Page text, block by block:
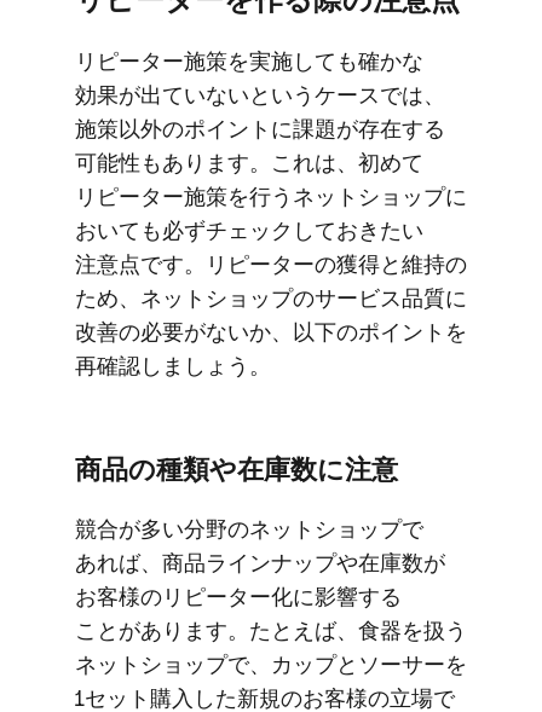
リピーター施策を​実施しても​確かな​
効果が​出ていないと​いう​ケースでは、​
施策以外の​ポイントに​課題が​存在する​
可能性も​あります。​これは、​初めて​
リピーター施策を​行う​ネットショップに​
おいても​必ずチェックして​おきたい​
注意点です。​リピーターの​獲得と​維持の​
ため、​ネットショップの​サービス品質に​
改善の​必要が​ないか、​以下の​ポイントを​
再確認しましょう。
商品の​種類や​在庫数に​注意
競合が​多い​分野の​ネットショップで​
あれば、​商品ラインナップや​在庫数が​
お客様の​リピーター化に​影響する​
ことがあります。​たとえば、​食器を​扱う​
ネットショップで、​カップと​ソーサーを​
1セット購入した​新規の​お客様の​立場で​